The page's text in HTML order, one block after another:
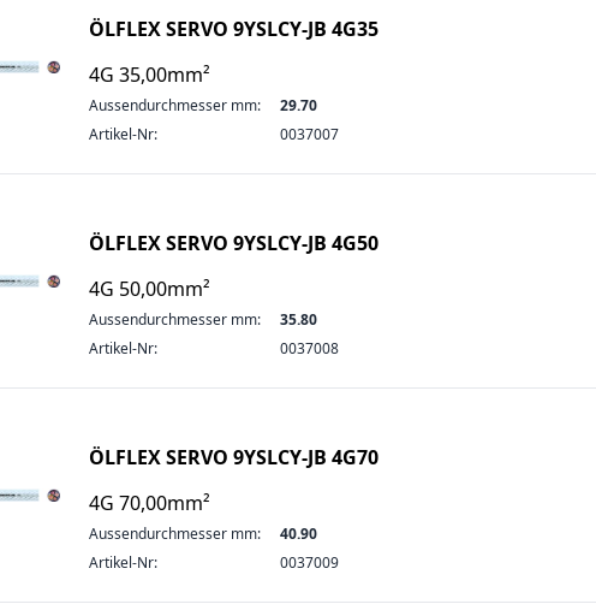
ÖLFLEX SERVO 9YSLCY-JB 4G35
4G 35,00mm²
Aussendurchmesser mm:
29.70
Artikel-Nr:
0037007
ÖLFLEX SERVO 9YSLCY-JB 4G50
4G 50,00mm²
Aussendurchmesser mm:
35.80
Artikel-Nr:
0037008
ÖLFLEX SERVO 9YSLCY-JB 4G70
4G 70,00mm²
Aussendurchmesser mm:
40.90
Artikel-Nr:
0037009